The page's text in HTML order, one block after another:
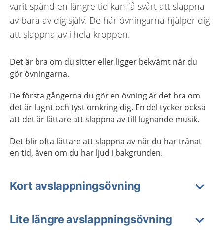
varit spänd en längre tid kan få svårt att slappna
av bara av dig själv. De här övningarna hjälper dig
att slappna av i hela kroppen.
Det är bra om du sitter eller ligger bekvämt när du
gör övningarna.
De första gångerna du gör en övning är det bra om
det är lugnt och tyst omkring dig. En del tycker också
att det är lättare att slappna av till lugnande musik.
Det blir ofta lättare att slappna av när du har tränat
en tid, även om du har ljud i bakgrunden.
Kort avslappningsövning
Lite längre avslappningsövning